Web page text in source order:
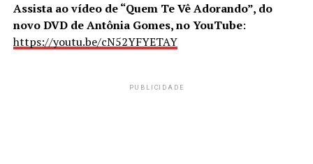
Assista ao vídeo de “Quem Te Vê Adorando”, do
novo DVD de Antônia Gomes, no YouTube:
https://youtu.be/cN52YFYETAY
PUBLICIDADE